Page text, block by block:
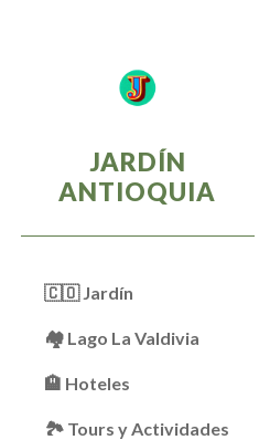
JARDÍN
ANTIOQUIA
🇨🇴 Jardín
🏘 Lago La Valdivia
🏨 Hoteles
🏞️ Tours y Actividades